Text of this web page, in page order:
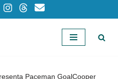
Paceman GoalCooper